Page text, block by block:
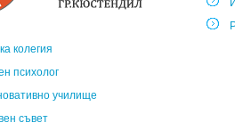
колегия
психолог
училище
съвет